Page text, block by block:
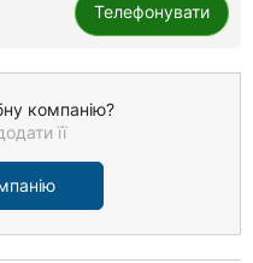
Телефонувати
компанію?
її